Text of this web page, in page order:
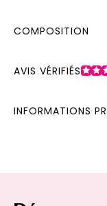
COMPOSITION
AVIS VÉRIFIÉS
INFORMATIONS